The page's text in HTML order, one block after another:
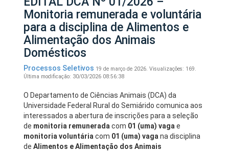
Monitoria remunerada e voluntária
para a disciplina de Alimentos e
Alimentação dos Animais
Domésticos
Processos Seletivos 19 de março de 2026. Visualizações: 169.
Última modificação: 30/03/2026 08:56:38
O Departamento de Ciências Animais (DCA) da
Universidade Federal Rural do Semiárido comunica aos
interessados a abertura de inscrições para a seleção
de monitoria remunerada com 01 (uma) vaga e
monitoria voluntária com 01 (uma) vaga na disciplina
de Alimentos e Alimentação dos Animais